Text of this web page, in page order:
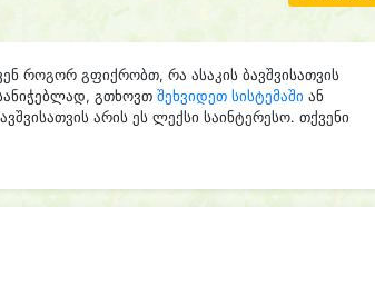
როგორ გფიქრობთ, რა ასაკის ბავშვისათვის
გთხოვთ შეხვიდეთ სისტემაში ან
არის ეს ლექსი საინტერესო. თქვენი